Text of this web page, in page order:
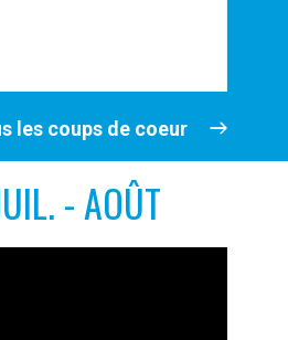
les coups de coeur
- AOÛT